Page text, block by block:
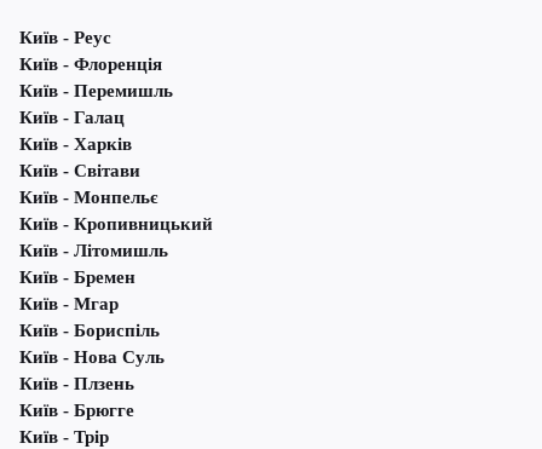
Київ - Реус
Київ - Флоренція
Київ - Перемишль
Київ - Галац
Київ - Харків
Київ - Світави
Київ - Монпельє
Київ - Кропивницький
Київ - Літомишль
Київ - Бремен
Київ - Мгар
Київ - Бориспіль
Київ - Нова Суль
Київ - Плзень
Київ - Брюгге
Київ - Трір